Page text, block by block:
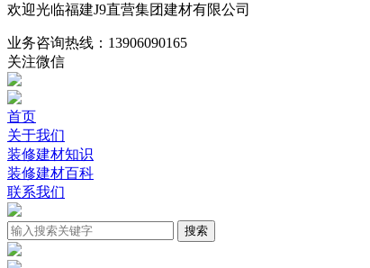
欢迎光临福建J9直营集团建材有限公司
业务咨询热线： 13906090165
关注微信
首页
关于我们
装修建材知识
装修建材百科
联系我们